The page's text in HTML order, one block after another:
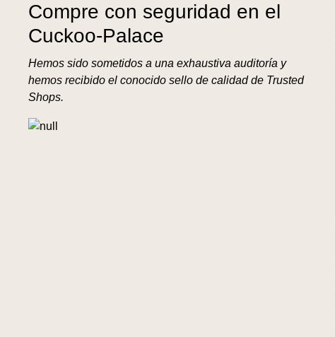
Compre con seguridad en el
Cuckoo-Palace
Hemos sido sometidos a una exhaustiva auditoría y
hemos recibido el conocido sello de calidad de Trusted
Shops.